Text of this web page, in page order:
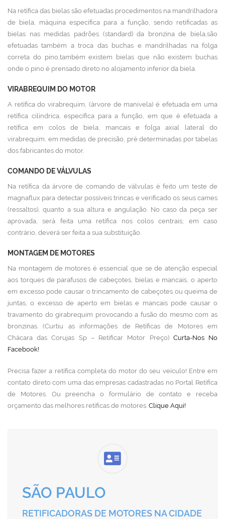
Na retífica das bielas são efetuadas procedimentos na mandrilhadora
de biela, máquina específica para a função, sendo retificadas as
bielas nas medidas padrões (standard) da bronzina de biela,são
efetuadas também a troca das buchas e mandrilhadas na folga
correta do pino,também existem bielas que não existem buchas
onde o pino é prensado direto no alojamento inferior da biela.
VIRABREQUIM DO MOTOR
A retífica do virabrequim, (árvore de manivela) é efetuada em uma
retífica cilíndrica, específica para a função, em que é efetuada a
retífica em colos de biela, mancais e folga axial lateral do
virabrequim, em medidas de precisão, pré determinadas por tabelas
dos fabricantes do motor.
COMANDO DE VÁLVULAS
Na retífica da árvore de comando de válvulas é feito um teste de
magnaflux para detectar possíveis trincas e verificado os seus cames
(ressaltos), quanto a sua altura e angulação. No caso da peça ser
aprovada, será feita uma retífica nos colos centrais; em caso
contrário, deverá ser feita a sua substituição.
MONTAGEM DE MOTORES
Na montagem de motores é essencial que se de atenção especial
aos torques de parafusos de cabeçotes, bielas e mancais, o aperto
em excesso pode causar o trincamento de cabeçotes ou queima de
juntas, o excesso de aperto em bielas e mancais pode causar o
travamento do girabrequim provocando a fusão do mesmo com as
bronzinas. (Curtiu as informações de Retíficas de Motores em
Chácara das Corujas Sp – Retificar Motor Preço) Curta-Nos No
Facebook!
Precisa fazer a retífica completa do motor do seu veículo! Entre em
contato direto com uma das empresas cadastradas no Portal Retífica
de Motores. Ou preencha o formulário de contato e receba
orçamento das melhores retíficas de motores. Clique Aqui!
SÃO PAULO
RETIFICADORAS DE MOTORES NA CIDADE